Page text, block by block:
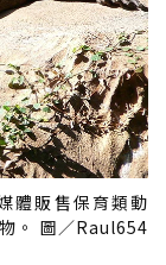
體販售保育類動
。 圖／Raul654